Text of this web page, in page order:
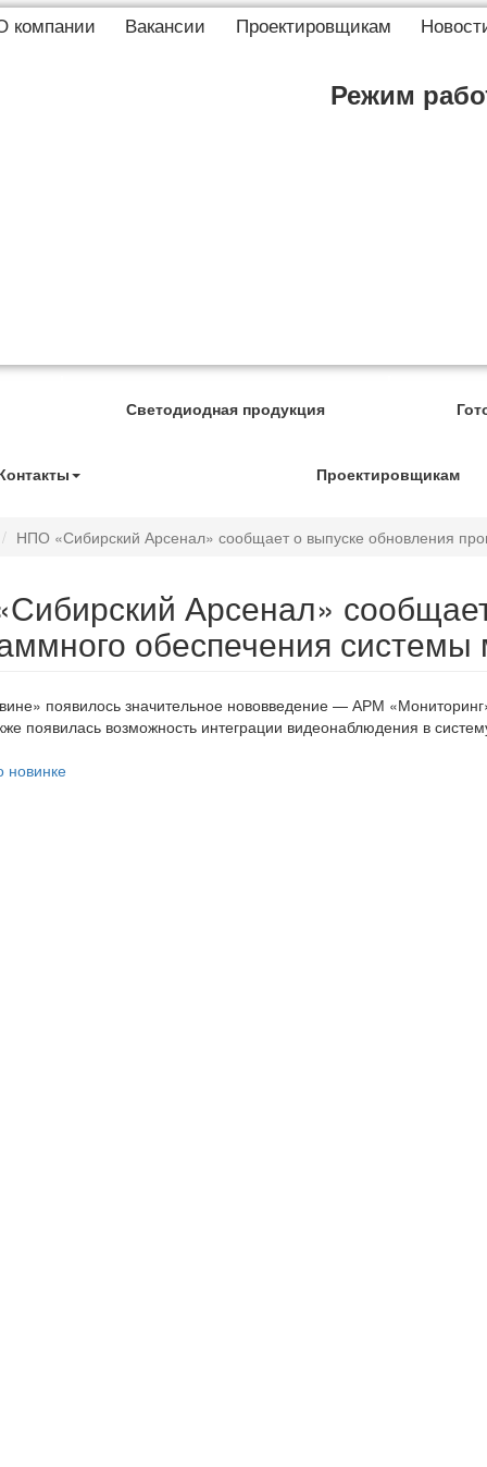
компании Вакансии Проектировщикам
Режим
Светодиодная продукция
Проектировщикам
НПО «Сибирский Арсенал» сообщает о выпуске обновления
Арсенал»
обеспечения
появилось значительное нововведение — АРМ
появилась возможность интеграции видеонаблюдения в
новинке